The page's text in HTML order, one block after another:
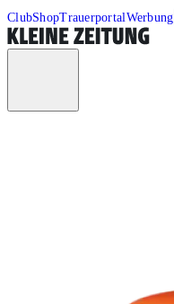
ClubShopTrauerportalWerbung